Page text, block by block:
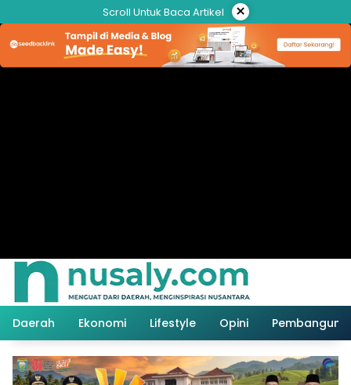
ke
konten
Scroll Untuk Baca Artikel ×
Daerah Ekonomi Lifestyle Opini